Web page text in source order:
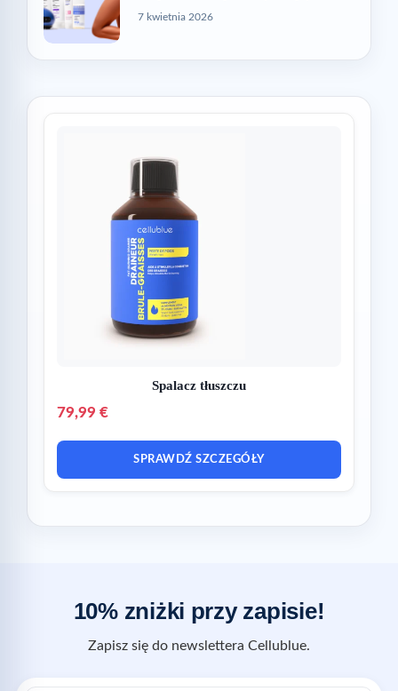
7 kwietnia 2026
Spalacz tłuszczu
79,99 €
SPRAWDŹ SZCZEGÓŁY
10% zniżki przy zapisie!
Zapisz się do newslettera Cellublue.